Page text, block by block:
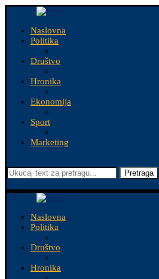
Naslovna
Politika
Društvo
Hronika
Ekonomija
Sport
Marketing
Pretraga
Naslovna
Politika
Društvo
Hronika